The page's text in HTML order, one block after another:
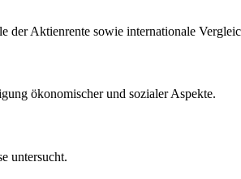
der Aktienrente sowie internationale
ökonomischer und sozialer Aspekte.
untersucht.